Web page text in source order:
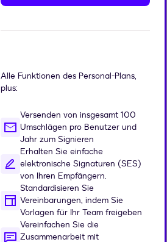
Alle Funktionen des Personal-Plans,
plus:
Versenden von insgesamt 100
Umschlägen pro Benutzer und
Jahr zum Signieren
Erhalten Sie einfache
elektronische Signaturen (SES)
von Ihren Empfängern.
Standardisieren Sie
Vereinbarungen, indem Sie
Vorlagen für Ihr Team freigeben
Vereinfachen Sie die
Zusammenarbeit mit